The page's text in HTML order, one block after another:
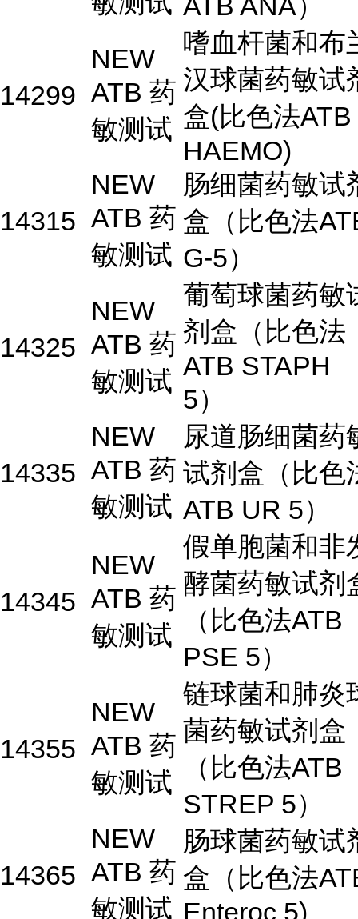
14299
NEW
ATB 药
敏测试
嗜血杆菌和布
汉球菌药敏试
盒(比色法ATB
HAEMO)
14315
NEW
ATB 药
敏测试
肠细菌药敏试
盒（比色法
G-5）
14325
NEW
ATB 药
敏测试
葡萄球菌药敏
剂盒（比色法
ATB STAPH
5）
14335
NEW
ATB 药
敏测试
尿道肠细菌药
试剂盒（比色
ATB UR 5）
14345
NEW
ATB 药
敏测试
假单胞菌和非
酵菌药敏试剂
（比色法ATB
PSE 5）
14355
NEW
ATB 药
敏测试
链球菌和肺炎
菌药敏试剂盒
（比色法ATB
STREP 5）
14365
NEW
ATB 药
敏测试
肠球菌药敏试
盒（比色法
Enteroc 5)